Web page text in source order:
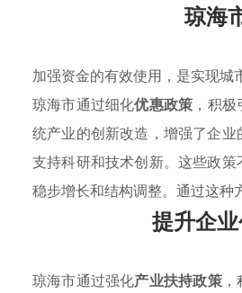
琼海
加强资金的有效使用，是实现城
琼海市通过细化优惠政策 ，积
统产业的创新改造，增强了企
支持科研和技术创新。这些政
稳步增长和结构调整。通过这种
提升企
琼海市通过强化产业扶持政策，